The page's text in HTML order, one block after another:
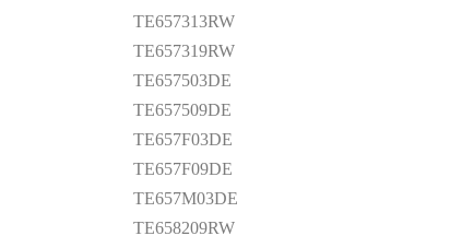
TE657313RW
TE657319RW
TE657503DE
TE657509DE
TE657F03DE
TE657F09DE
TE657M03DE
TE658209RW